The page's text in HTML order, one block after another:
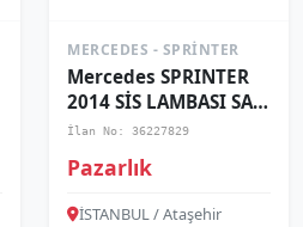
MERCEDES - SPRINTER
Mercedes SPRINTER
2014 SİS LAMBASI SAĞ
A9068203961
İlan No: 36227829
Pazarlık
İSTANBUL / Ataşehir